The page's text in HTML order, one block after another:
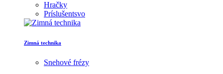
Hračky
Príslušentsvo
Zimná technika
Snehové frézy